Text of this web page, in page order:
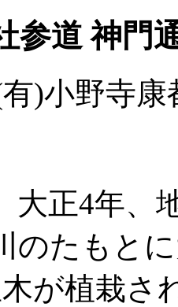
参道 神門
(有)小野寺
大正4年、
のたもと
が植栽さ